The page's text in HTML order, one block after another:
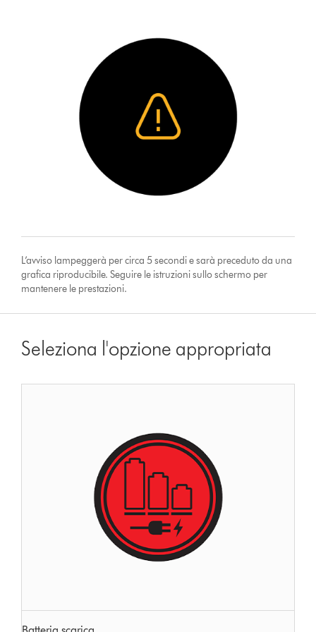
L’avviso lampeggerà per circa 5 secondi e sarà preceduto da una
grafica riproducibile. Seguire le istruzioni sullo schermo per
mantenere le prestazioni.
Seleziona l'opzione appropriata